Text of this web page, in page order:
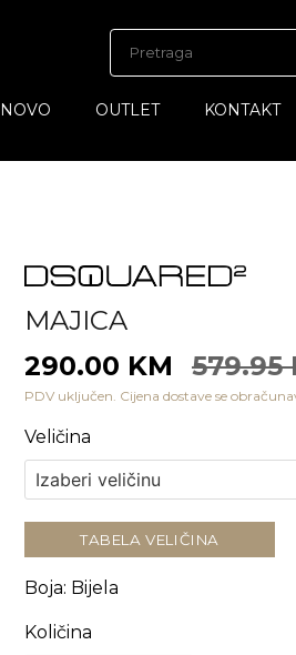
NOVO OUTLET KONTAKT
MAJICA
290.00 KM
579.95
PDV uključen. Cijena dostave se
Veličina
TABELA VELIČINA
Boja: Bijela
Količina